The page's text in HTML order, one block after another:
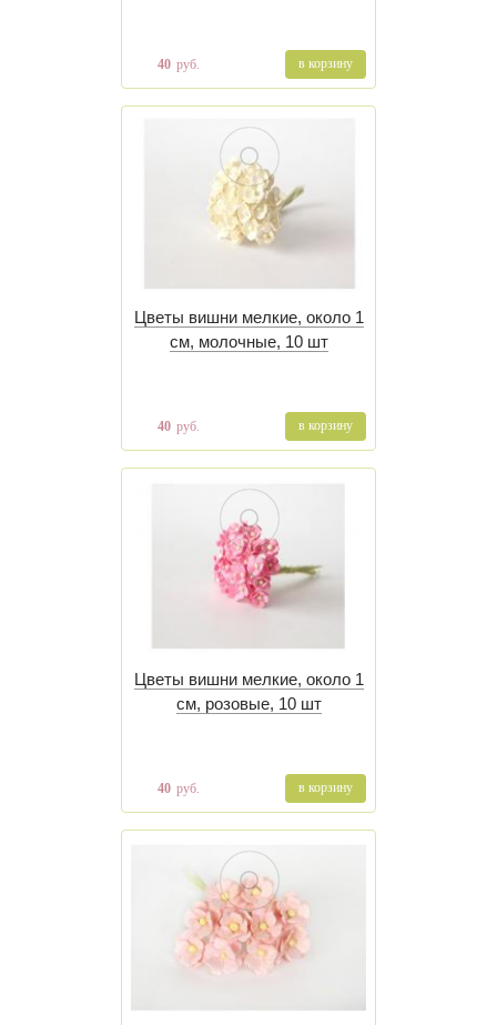
40 руб. в корзину
Цветы вишни мелкие, около 1
см, молочные, 10 шт
40 руб. в корзину
Цветы вишни мелкие, около 1
см, розовые, 10 шт
40 руб. в корзину